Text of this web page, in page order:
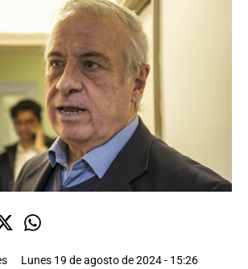
Lunes 19 de agosto de 2024 - 15:26